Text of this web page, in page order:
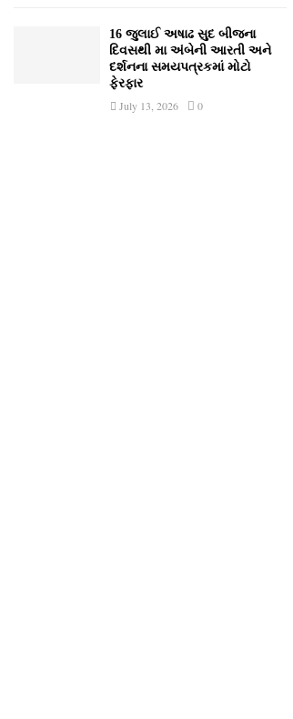
16 જુલાઈ અષાઢ સુદ બીજના
દિવસથી મા અંબેની આરતી અને
દર્શનના સમયપત્રકમાં મોટો
ફેરફાર
July 13, 2026 0